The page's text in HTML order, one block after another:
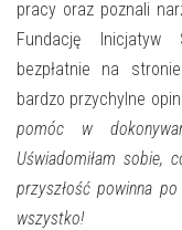
pracy oraz poznali
Fundację Inicjatyw
bezpłatnie na
bardzo przychylne
pomóc w
Uświadomiłam sobie,
przyszłość powinna
wszystko!